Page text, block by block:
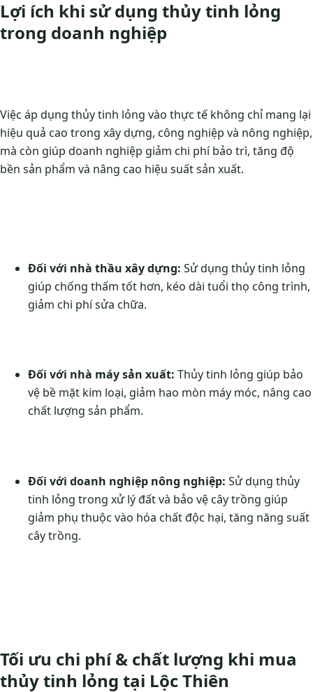
Lợi ích khi sử dụng thủy tinh lỏng
trong doanh nghiệp
Việc áp dụng thủy tinh lỏng vào thực tế không chỉ mang lại
hiệu quả cao trong xây dựng, công nghiệp và nông nghiệp,
mà còn giúp doanh nghiệp giảm chi phí bảo trì, tăng độ
bền sản phẩm và nâng cao hiệu suất sản xuất.
Đối với nhà thầu xây dựng: Sử dụng thủy tinh lỏng
giúp chống thấm tốt hơn, kéo dài tuổi thọ công trình,
giảm chi phí sửa chữa.
Đối với nhà máy sản xuất: Thủy tinh lỏng giúp bảo
vệ bề mặt kim loại, giảm hao mòn máy móc, nâng cao
chất lượng sản phẩm.
Đối với doanh nghiệp nông nghiệp: Sử dụng thủy
tinh lỏng trong xử lý đất và bảo vệ cây trồng giúp
giảm phụ thuộc vào hóa chất độc hại, tăng năng suất
cây trồng.
Tối ưu chi phí & chất lượng khi mua
thủy tinh lỏng tại Lộc Thiên